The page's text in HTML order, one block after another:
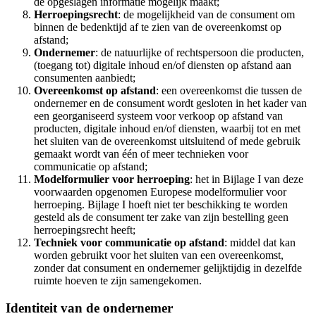
Herroepingsrecht: de mogelijkheid van de consument om
binnen de bedenktijd af te zien van de overeenkomst op
afstand;
Ondernemer: de natuurlijke of rechtspersoon die producten,
(toegang tot) digitale inhoud en/of diensten op afstand aan
consumenten aanbiedt;
Overeenkomst op afstand: een overeenkomst die tussen de
ondernemer en de consument wordt gesloten in het kader van
een georganiseerd systeem voor verkoop op afstand van
producten, digitale inhoud en/of diensten, waarbij tot en met
het sluiten van de overeenkomst uitsluitend of mede gebruik
gemaakt wordt van één of meer technieken voor
communicatie op afstand;
Modelformulier voor herroeping: het in Bijlage I van deze
voorwaarden opgenomen Europese modelformulier voor
herroeping. Bijlage I hoeft niet ter beschikking te worden
gesteld als de consument ter zake van zijn bestelling geen
herroepingsrecht heeft;
Techniek voor communicatie op afstand: middel dat kan
worden gebruikt voor het sluiten van een overeenkomst,
zonder dat consument en ondernemer gelijktijdig in dezelfde
ruimte hoeven te zijn samengekomen.
Identiteit van de ondernemer